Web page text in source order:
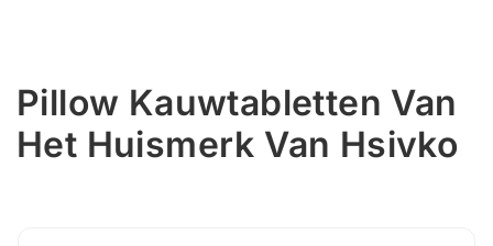
Pillow Kauwtabletten Van
Het Huismerk Van Hsivko